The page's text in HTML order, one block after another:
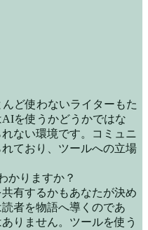
ど使わないライターもた
を使うかどうかではな
ない環境です。コミュニ
ており、ツールへの立場
かりますか？
有するかもあなたが決め
者を物語へ導くのであ
りません。ツールを使う